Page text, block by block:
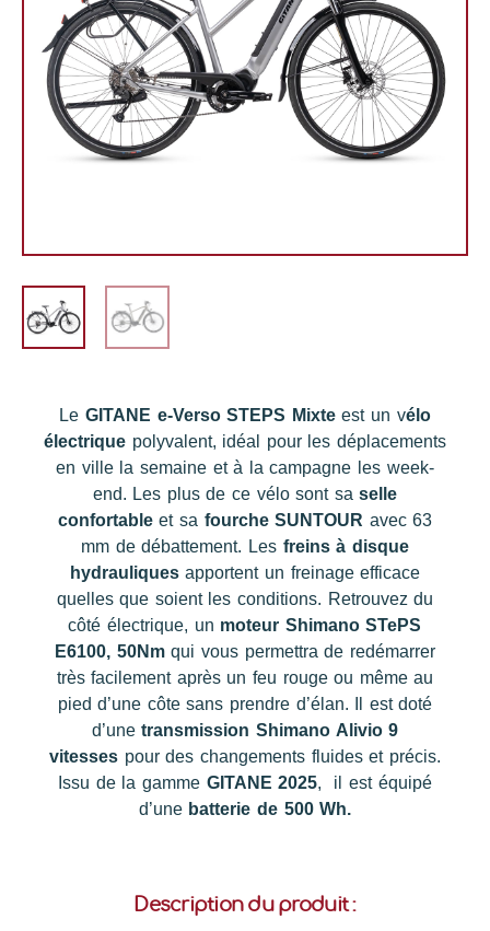
Le GITANE e-Verso STEPS Mixteest un vélo
électrique polyvalent, idéal pour les déplacements
en ville la semaine et à la campagne les week-
end. Les plus de ce vélo sont saselle
confortableet sa fourche SUNTOUR avec 63
mm de débattement. Les freins à disque
hydrauliquesapportent un freinage efficace
quelles que soient les conditions. Retrouvez du
côté électrique, un moteur Shimano STePS
E6100, 50Nmqui vous permettra de redémarrer
très facilement après un feu rouge ou même au
pied d’une côte sans prendre d’élan. Il est doté
d’unetransmission Shimano Alivio 9
vitesses pour des changements fluides et précis.
Issu de la gamme GITANE 2025, il est équipé
d’une batterie de 500 Wh.
Description du produit :